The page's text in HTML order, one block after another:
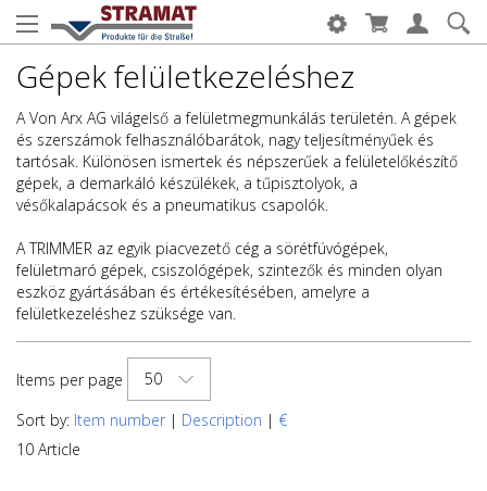
Gépek felületkezeléshez
A Von Arx AG világelső a felületmegmunkálás területén. A gépek
és szerszámok felhasználóbarátok, nagy teljesítményűek és
tartósak. Különösen ismertek és népszerűek a felületelőkészítő
gépek, a demarkáló készülékek, a tűpisztolyok, a
vésőkalapácsok és a pneumatikus csapolók.
A TRIMMER az egyik piacvezető cég a sörétfúvógépek,
felületmaró gépek, csiszológépek, szintezők és minden olyan
eszköz gyártásában és értékesítésében, amelyre a
felületkezeléshez szüksége van.
Items per page
50
Sort by: Item number | Description | €
10 Article